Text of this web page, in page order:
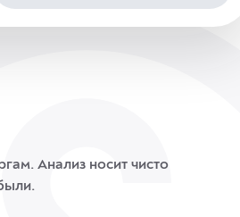
Анализ носит чисто